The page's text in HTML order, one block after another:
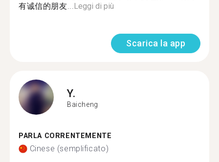
有诚信的朋友... Leggi di più
Scarica la app
Y.
Baicheng
PARLA CORRENTEMENTE
Cinese (semplificato)